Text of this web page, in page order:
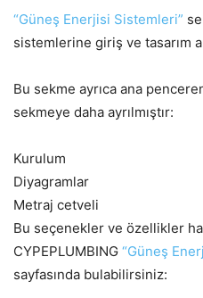
“Güneş Enerjisi Sistemleri”
sistemlerine giriş ve tasarım
Bu sekme ayrıca ana
sekmeye daha ayrılmıştır:
Kurulum
Diyagramlar
Metraj cetveli
Bu seçenekler ve özellikler
CYPEPLUMBING “Güneş
sayfasında bulabilirsiniz: